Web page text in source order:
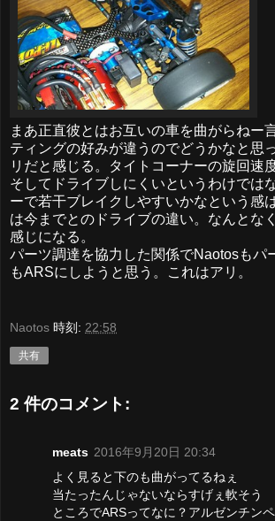
まあ正直彼とはお互いの車を曲がらねー
ティングの好みが違うのでどうかなと思
リだと感じる。タイトコーナーの旋回速
そしてドライブしにくいというわけでは
ーで若干ブレイクしやすいかなという感
は今までとのドライブの違い。なんとな
感じになる。
パーツ調達を協力した関係でNaotosもパ
もARSにしようと思う。これはアリ。
Naotos 時刻: 22:58
共有
2 件のコメント:
meats 2016年9月20日 20:34
よく見ると下のも曲がってるねぇ
当たったんじゃないならすげぇ軟そう
ところでARSってなに？アルゼンチン